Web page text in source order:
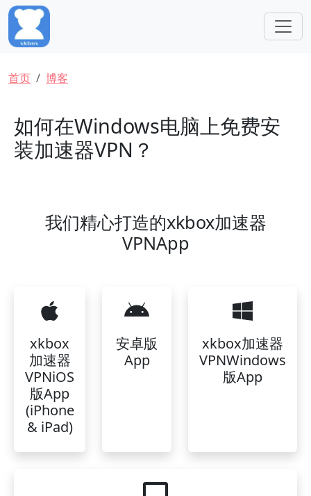
跳转到主要内容
面包屑
首页 博客
如何在Windows电脑上免费安
装加速器VPN？
我们精心打造的xkbox加速器
VPNApp
xkbox
加速器
VPNiOS
版App
(iPhone
& iPad)
安卓版
App
xkbox加速器
VPNWindows
版App